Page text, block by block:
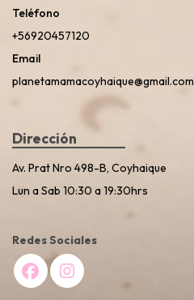
Teléfono
+56920457120
Email
planetamamacoyhaique@gmail.com
Dirección
Av. Prat Nro 498-B, Coyhaique
Lun a Sab 10:30 a 19:30hrs
Redes Sociales